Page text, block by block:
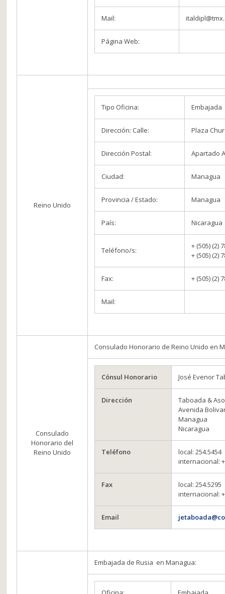
Mail:
Página Web:
Reino Unido
Tipo Oficina: Embajada
Dirección: Calle: Plaza
Dirección Postal: Apartado
Ciudad: Managua
Provincia / Estado: Managua
País: Nicaragua
Teléfono/s:
+ (505) (2)
+ (505) (2)
Fax: + (505) (2)
Mail:
Consulado
Honorario del
Reino Unido
Consulado Honorario de Reino Unido en
Cónsul Honorario José Evenor
Dirección
Taboada &
Avenida
Managua
Nicaragua
Teléfono
local: 254.5454
internacional:
Fax
local: 254.5295
internacional:
Email
Embajada de Rusia en Managua: